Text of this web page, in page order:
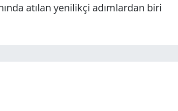
atılan yenilikçi adımlardan biri